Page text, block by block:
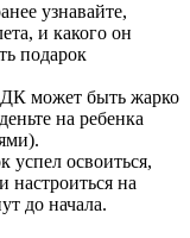
узнавайте,
и какого он
подарок
ДК может быть жарко
на ребенка
успел освоиться,
настроиться на
до начала.